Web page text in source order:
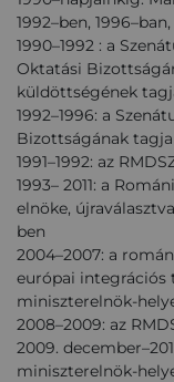
1992–ben,
1990–1992 : a
Oktatási
küldöttségének
1992–1996: a
Bizottságának tagja
1991–1992: az
1993– 2011: a
elnöke,
ben
2004–2007: a
európai integrációs
miniszterelnök-
2008–2009: az
2009.
miniszterelnök-